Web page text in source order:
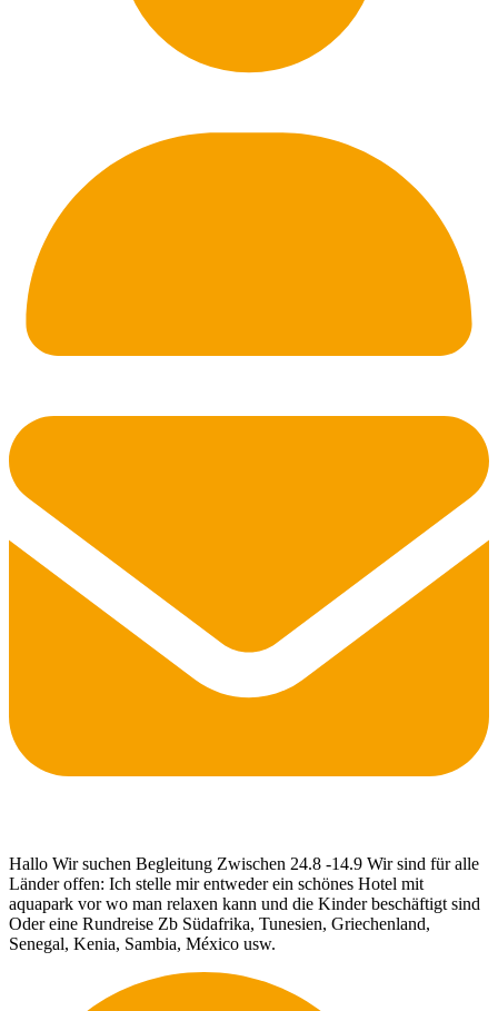
Hallo Wir suchen Begleitung Zwischen 24.8 -14.9 Wir sind für alle
Länder offen: Ich stelle mir entweder ein schönes Hotel mit
aquapark vor wo man relaxen kann und die Kinder beschäftigt sind
Oder eine Rundreise Zb Südafrika, Tunesien, Griechenland,
Senegal, Kenia, Sambia, México usw.